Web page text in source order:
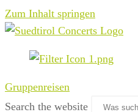
Zum Inhalt springen
Gruppenreisen
Search the website